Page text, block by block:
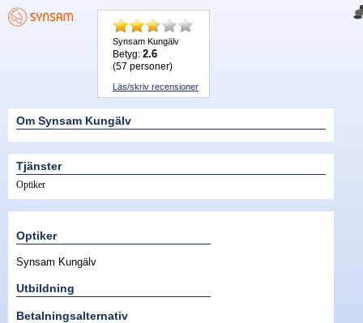
Kontaktlinstyper
Glasögon
Tillverkare - linser
Linstillbehör
Synsam Kungälv
Betyg: 2.6
(57 personer)
Läs/skriv recensioner
Om Synsam Kungälv
Tjänster
Optiker
Optiker
Synsam Kungälv
Utbildning
Betalningsalternativ